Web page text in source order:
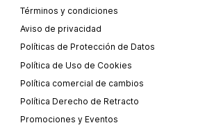
Términos y condiciones
Aviso de privacidad
Políticas de Protección de Datos
Política de Uso de Cookies
Política comercial de cambios
Política Derecho de Retracto
Promociones y Eventos